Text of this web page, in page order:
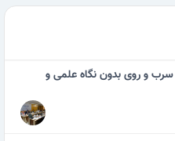
و روی بدون نگاه علمی و